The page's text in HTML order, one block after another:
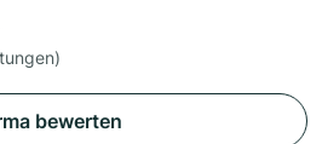
bewerten